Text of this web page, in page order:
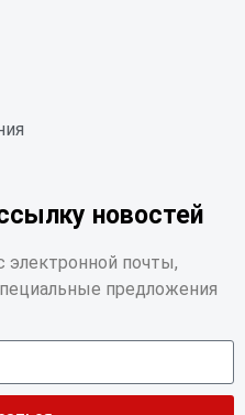
новостей
электронной почты,
предложения